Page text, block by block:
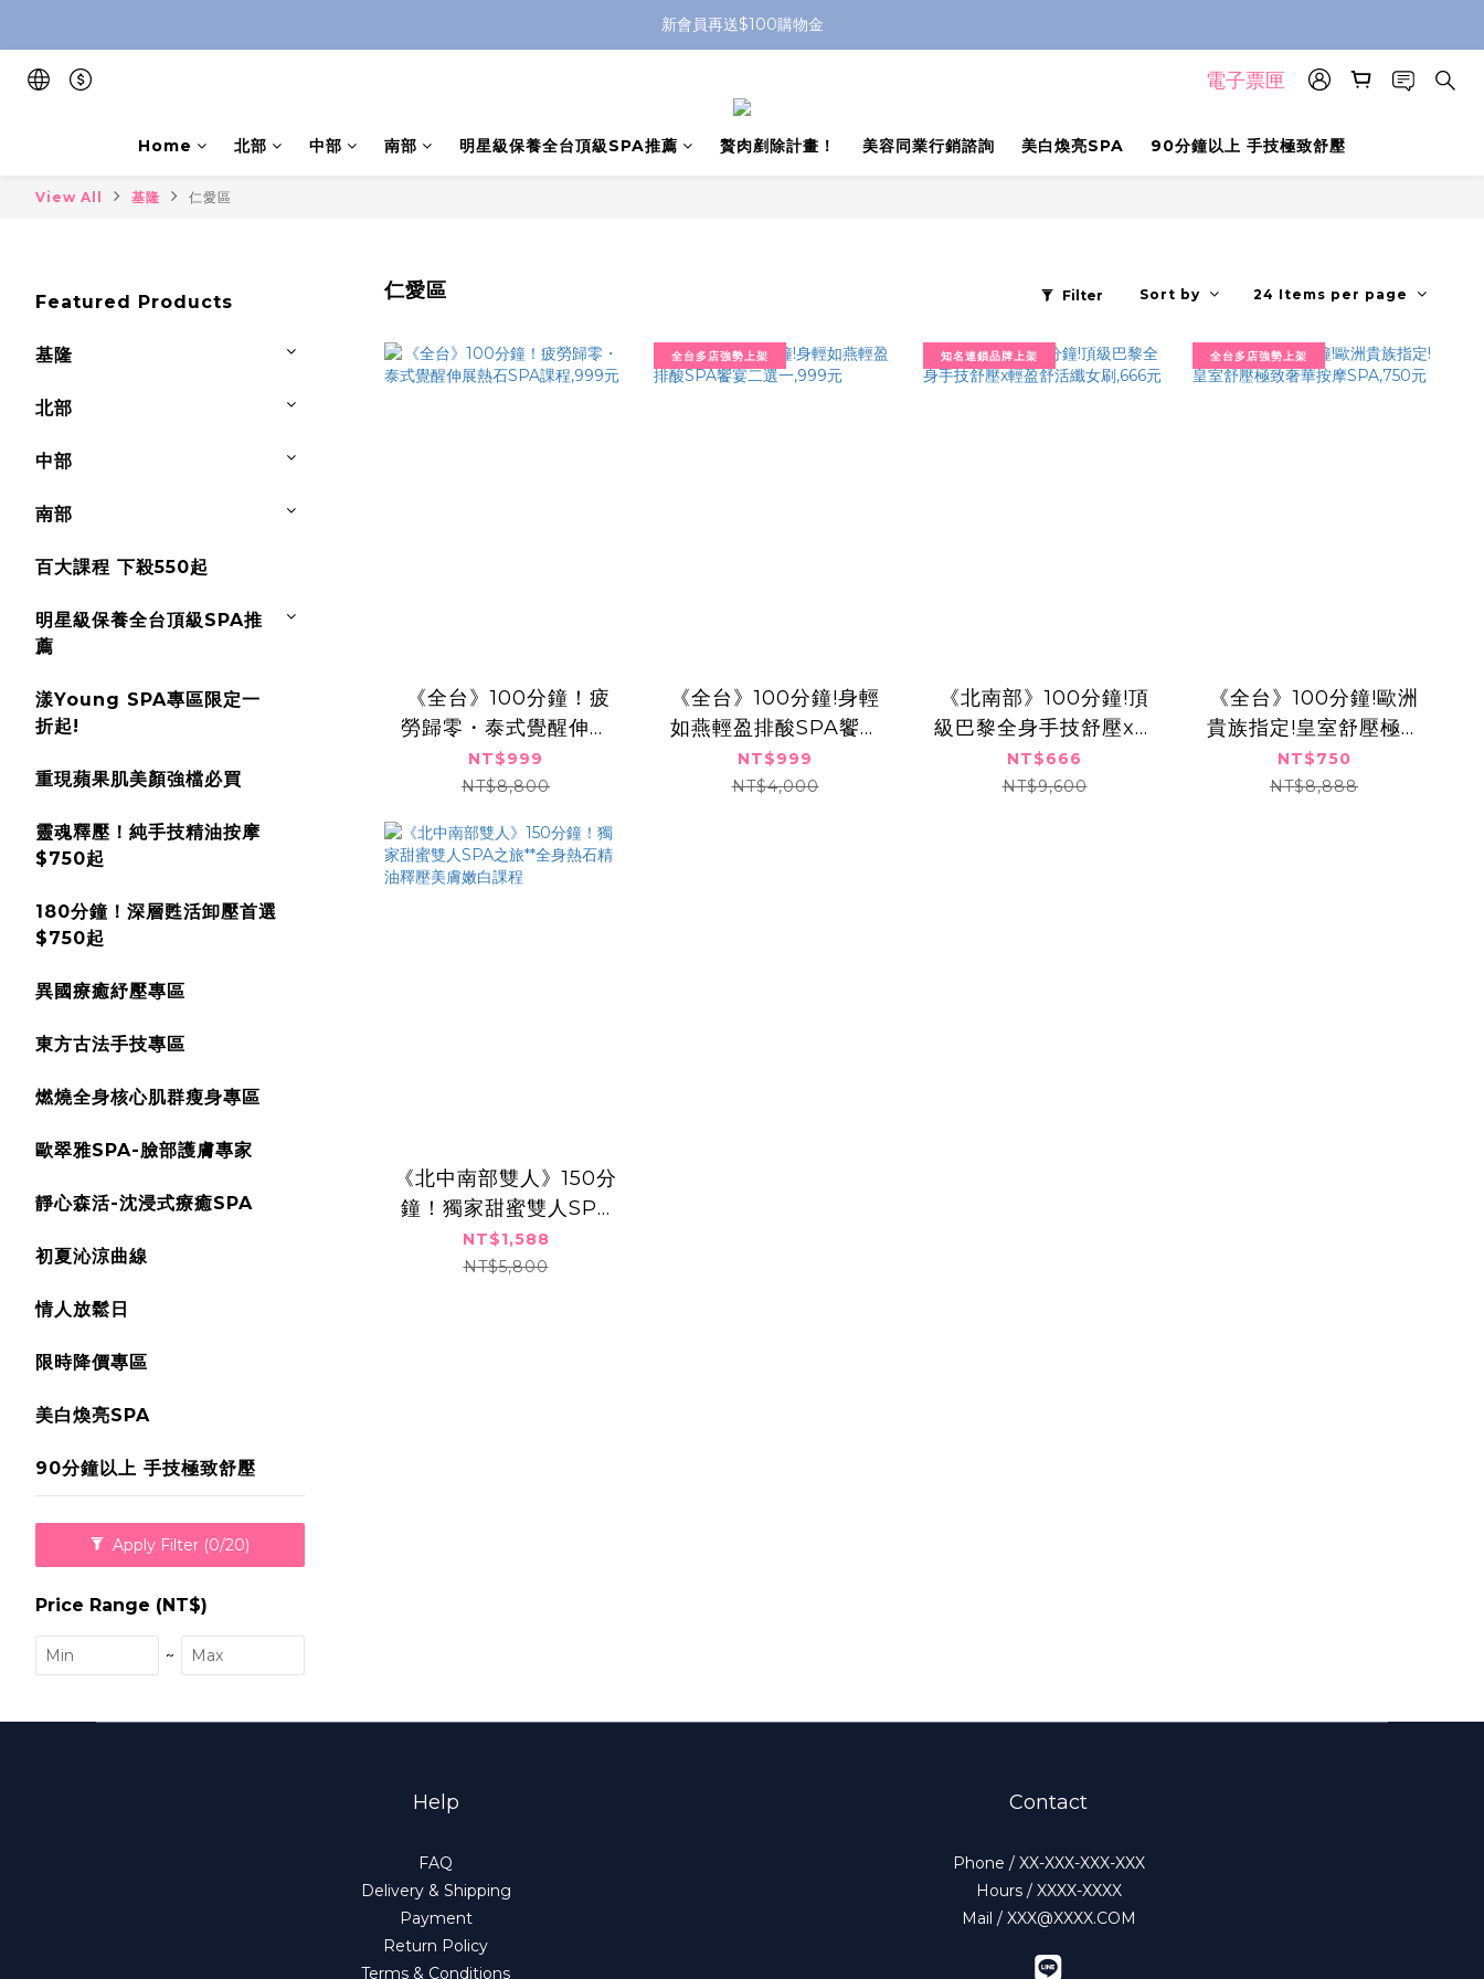
新會員再送$100購物金
電子票匣
Home 北部 中部 南部 明星級保養全台頂級SPA推薦 贅肉剷除計畫！ 美容同業行銷諮詢 美白煥亮SPA 90分鐘以上 手技極致舒壓
View All 基隆 仁愛區
Featured Products
基隆
北部
中部
南部
百大課程 下殺550起
明星級保養全台頂級SPA推
薦
漾Young SPA專區限定一
折起!
重現蘋果肌美顏強檔必買
靈魂釋壓！純手技精油按摩
$750起
180分鐘！深層甦活卸壓首選
$750起
異國療癒紓壓專區
東方古法手技專區
燃燒全身核心肌群瘦身專區
歐翠雅SPA-臉部護膚專家
靜心森活-沈浸式療癒SPA
初夏沁涼曲線
情人放鬆日
限時降價專區
美白煥亮SPA
90分鐘以上 手技極致舒壓
Apply Filter (0/20)
Price Range (NT$)
~
仁愛區 Filter Sort by 24 Items per page
​​ ​《全台》100分鐘！疲
勞歸零・泰式覺醒伸展
熱石SPA課程,999元
NT$999
NT$8,800
全台多店強勢上架
《全台》100分鐘!身輕
如燕輕盈排酸SPA饗宴
二選一,999元
NT$999
NT$4,000
知名連鎖品牌上架
《北南部》100分鐘!頂
級巴黎全身手技舒壓x輕
盈舒活纖女刷,666元
NT$666
NT$9,600
全台多店強勢上架
《全台》100分鐘!歐洲
貴族指定!皇室舒壓極致
奢華按摩SPA,750元
NT$750
NT$8,888
《北中南部雙人》150分
鐘！獨家甜蜜雙人SPA
之旅**全身熱石精油釋
壓美膚嫩白課程
NT$1,588
NT$5,800
Help
FAQ
Delivery & Shipping
Payment
Return Policy
Terms & Conditions
Contact
Phone / XX-XXX-XXX-XXX
Hours / XXXX-XXXX
Mail / XXX@XXXX.COM